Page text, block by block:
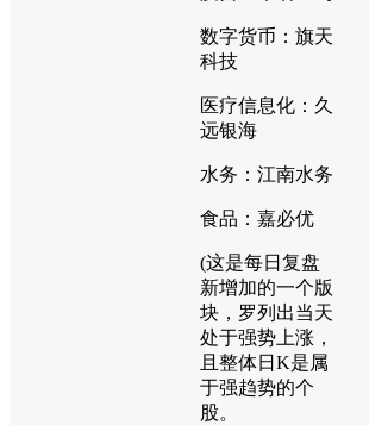
数字货币：旗天
科技
医疗信息化：久
远银海
水务：江南水务
食品：嘉必优
(这是每日复盘
新增加的一个版
块，罗列出当天
处于强势上涨，
且整体日K是属
于强趋势的个
股。